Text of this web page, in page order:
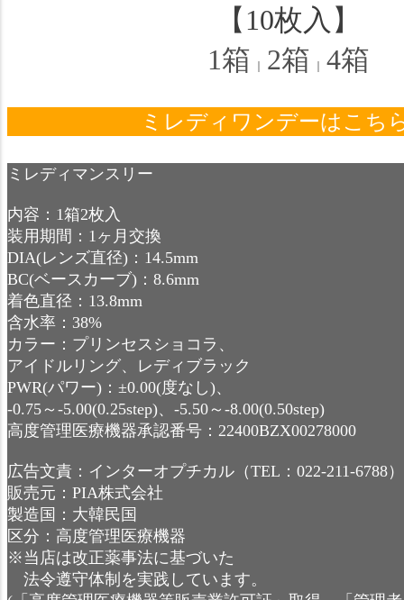
【10枚入】
1箱 2箱 4箱
ミレディワンデーはこち
ミレディマンスリー
内容：1箱2枚入
装用期間：1ヶ月交換
DIA(レンズ直径)：14.5mm
BC(ベースカーブ)：8.6mm
着色直径：13.8mm
含水率：38%
カラー：プリンセスショコラ、
アイドルリング、レディブラック
PWR(パワー)：±0.00(度なし)、
-0.75～-5.00(0.25step)、-5.50～-8.00(0.50step)
高度管理医療機器承認番号：22400BZX00278000
広告文責：インターオプチカル（TEL：022-211-6788）
販売元：PIA株式会社
製造国：大韓民国
区分：高度管理医療機器
※当店は改正薬事法に基づいた
法令遵守体制を実践しています。